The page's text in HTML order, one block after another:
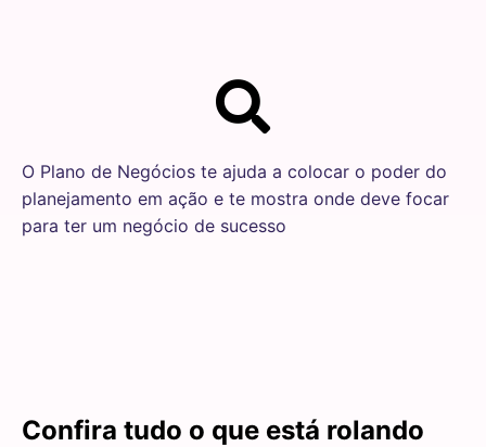
O Plano de Negócios te ajuda a colocar o poder do
planejamento em ação e te mostra onde deve focar
para ter um negócio de sucesso
Confira tudo o que está rolando